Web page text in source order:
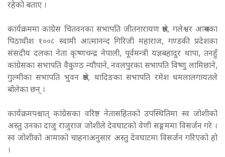
रहेको बताए ।
कार्यक्रममा कांग्रेस चितवनका सभापति जीतनारायण श्रेष्ठ, गलेश्वर आश्रमका
पिठाधीश १००८ स्वामी आत्मानन्द गिरिजी महाराज, गण्डकी प्रदेशका
संसदीय दलका नेता कृष्णचन्द्र नेपाली, पूर्वमन्त्री यज्ञबहादुर थापा, तनहुँ
कांग्रेसका सभापति वैकुण्ठ न्यौपाने, नवलपुरका सभापति विष्णु लामिछाने,
गुल्मीका सभापति भुवन श्रेष्ठ, धादिङका सभापति रमेश धमलालगायतले
बोलेका छन् ।
कार्यक्रमपश्चात् कांग्रेसका वरिष्ठ नेतासहितको उपस्थितिमा स्व जोशीको
अस्तु उनका दाजु राजुराज जोशीले देवघाटको वेणी सङ्गममा विसर्जन गरे ।
स्व जोशीको आमाको चाहनाअनुसार अस्तु देवघाटमा विसर्जन गरिएको हो
।